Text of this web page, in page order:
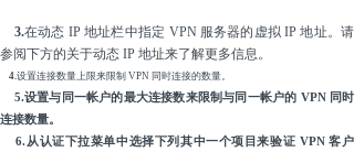
3.在动态 IP 地址栏中指定 VPN 服务器的虚拟 IP 地址。请
参阅下方的关于动态 IP 地址来了解更多信息。
4.设置连接数量上限来限制 VPN 同时连接的数量。
5.设置与同一帐户的最大连接数来限制与同一帐户的 VPN 同时
连接数量。
6.从认证下拉菜单中选择下列其中一个项目来验证 VPN 客户